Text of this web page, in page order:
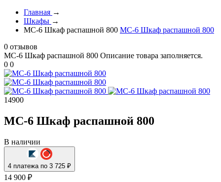
Главная →
Шкафы →
МС-6 Шкаф распашной 800 МС-6 Шкаф распашной 800
0 отзывов
МС-6 Шкаф распашной 800 Описание товара заполняется.
0 0
14900
МС-6 Шкаф распашной 800
В наличии
4 платежа по 3 725 ₽
14 900 ₽